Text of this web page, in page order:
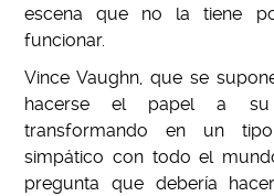
escena que no la tiene
funcionar.
Vince Vaughn, que se
hacerse el papel a su
transformando en un
simpático con todo el
pregunta que debería